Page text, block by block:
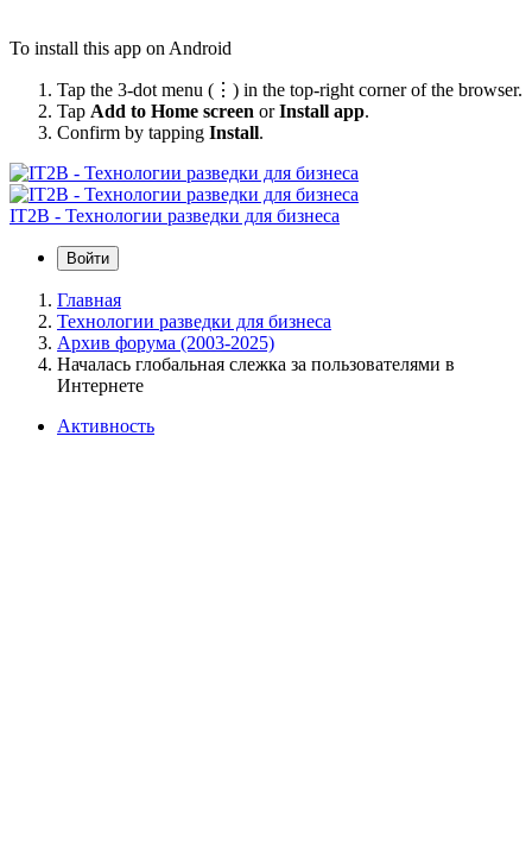
To install this app on Android
Tap the 3-dot menu (⋮) in the top-right corner of the browser.
Tap Add to Home screen orInstall app.
Confirm by tapping Install.
IT2B - Технологии разведки для бизнеса
Войти
Главная
Технологии разведки для бизнеса
Архив форума (2003-2025)
Началась глобальная слежка за пользователями в
Интернете
Активность